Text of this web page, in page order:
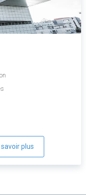
savoir plus